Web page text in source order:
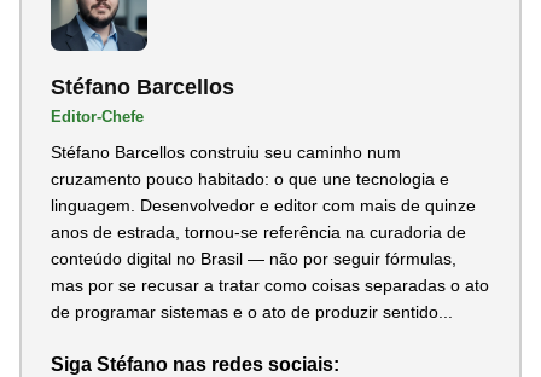
Stéfano Barcellos
Editor-Chefe
Stéfano Barcellos construiu seu caminho num
cruzamento pouco habitado: o que une tecnologia e
linguagem. Desenvolvedor e editor com mais de quinze
anos de estrada, tornou-se referência na curadoria de
conteúdo digital no Brasil — não por seguir fórmulas,
mas por se recusar a tratar como coisas separadas o ato
de programar sistemas e o ato de produzir sentido...
Siga Stéfano nas redes sociais: